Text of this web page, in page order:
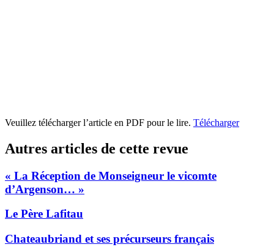
Veuillez télécharger l’article en PDF pour le lire. Télécharger
Autres articles de cette revue
« La Réception de Monseigneur le vicomte
d’Argenson… »
Le Père Lafitau
Chateaubriand et ses précurseurs français